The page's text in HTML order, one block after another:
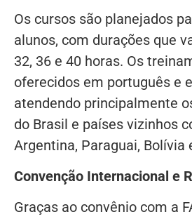
Os cursos são planejados
alunos, com durações que
32, 36 e 40 horas. Os
oferecidos em português e
atendendo principalmente
do Brasil e países vizinhos
Argentina, Paraguai, Bolívia
Convenção Internacional e
Graças ao convênio com a